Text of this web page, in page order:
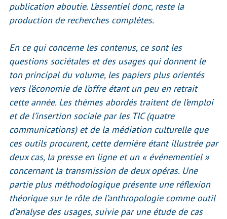
publication aboutie. L’essentiel donc, reste la
production de recherches complètes.
En ce qui concerne les contenus, ce sont les
questions sociétales et des usages qui donnent le
ton principal du volume, les papiers plus orientés
vers l’économie de l’offre étant un peu en retrait
cette année. Les thèmes abordés traitent de l’emploi
et de l’insertion sociale par les TIC (quatre
communications) et de la médiation culturelle que
ces outils procurent, cette dernière étant illustrée par
deux cas, la presse en ligne et un « événementiel »
concernant la transmission de deux opéras. Une
partie plus méthodologique présente une réflexion
théorique sur le rôle de l’anthropologie comme outil
d’analyse des usages, suivie par une étude de cas